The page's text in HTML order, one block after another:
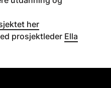
her
prosjektleder Ella